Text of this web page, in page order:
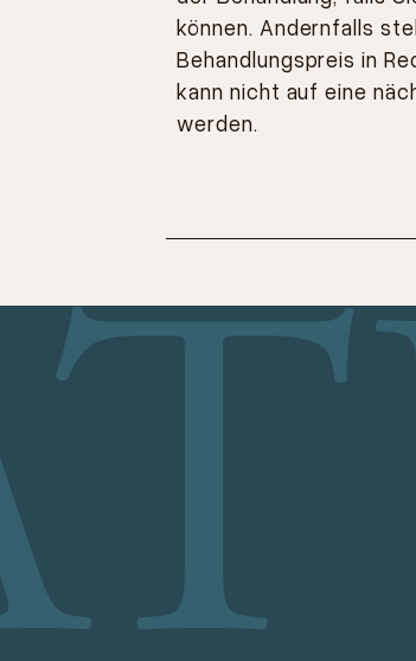
können. Andernfalls
Behandlungspreis in
kann nicht auf eine
werden.